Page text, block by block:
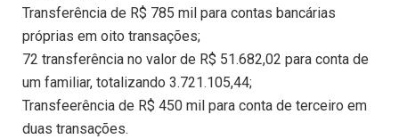
Transferência de R$ 785 mil para contas bancárias
próprias em oito transações;
72 transferência no valor de R$ 51.682,02 para conta de
um familiar, totalizando 3.721.105,44;
Transfeerência de R$ 450 mil para conta de terceiro em
duas transações.